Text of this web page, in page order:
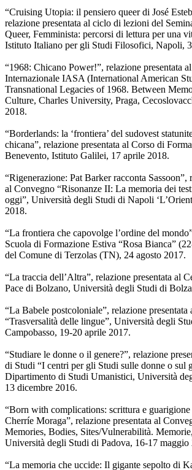
“Cruising Utopia: il pensiero queer di José
relazione presentata al ciclo di lezioni del
Queer, Femminista: percorsi di lettura per una
Istituto Italiano per gli Studi Filosofici, Napoli,
“1968: Chicano Power!”, relazione presentata
Internazionale IASA (International American
Transnational Legacies of 1968. Between
Culture, Charles University, Praga,
2018.
“Borderlands: la ‘frontiera’ del sudovest
chicana”, relazione presentata al Corso di
Benevento, Istituto Galilei, 17 aprile 2018.
“Rigenerazione: Pat Barker racconta Sassoon”,
al Convegno “Risonanze II: La memoria dei
oggi”, Università degli Studi di Napoli
2018.
“La frontiera che capovolge l’ordine del
Scuola di Formazione Estiva “Rosa Bianca”
del Comune di Terzolas (TN), 24 agosto 2017.
“La traccia dell’Altra”, relazione presentata al
Pace di Bolzano, Università degli Studi di
“La Babele postcoloniale”, relazione presentata
“Trasversalità delle lingue”, Università degli
Campobasso, 19-20 aprile 2017.
“Studiare le donne o il genere?”, relazione
di Studi “I centri per gli Studi sulle donne o sul
Dipartimento di Studi Umanistici, Università
13 dicembre 2016.
“Born with complications: scrittura e
Cherríe Moraga”, relazione presentata al
Memories, Bodies, Sites/Vulnerabilità.
Università degli Studi di Padova, 16-17 maggio
“La memoria che uccide: Il gigante sepolto di